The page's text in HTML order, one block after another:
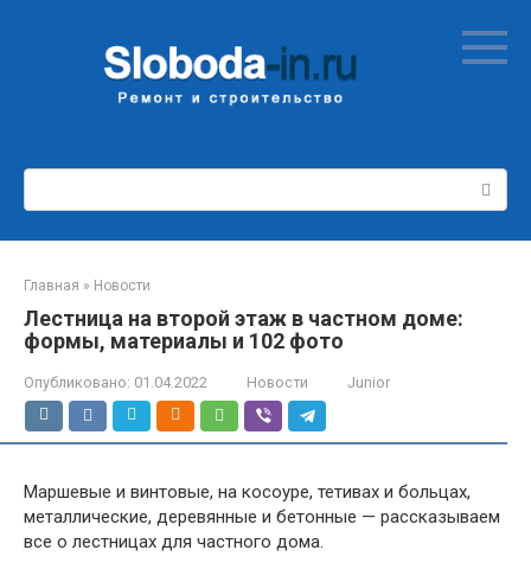
Поиск:
Главная » Новости
Лестница на второй этаж в частном доме:
формы, материалы и 102 фото
Опубликовано: 01.04.2022 Новости Junior
Маршевые и винтовые, на косоуре, тетивах и больцах,
металлические, деревянные и бетонные — рассказываем
все о лестницах для частного дома.